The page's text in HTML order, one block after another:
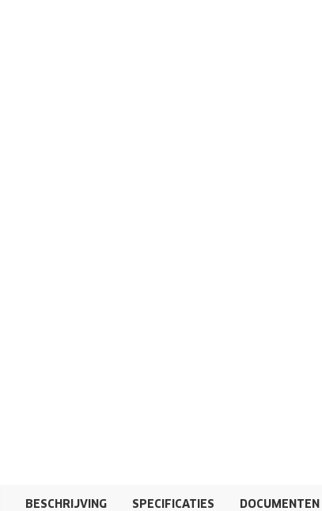
BESCHRIJVING SPECIFICATIES DOCUMENTEN